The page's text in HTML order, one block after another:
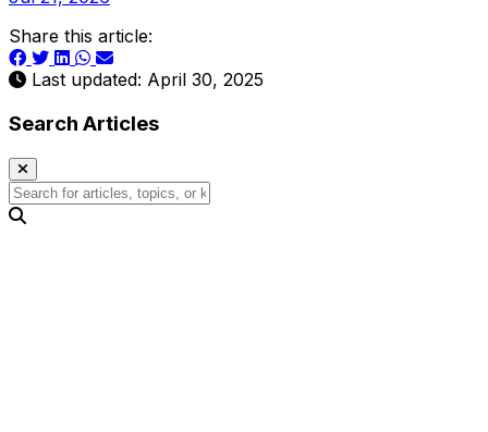
Share this article:
Last updated: April 30, 2025
Search Articles